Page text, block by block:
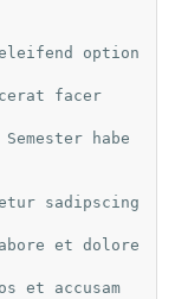
option
facer
habe
sadipscing
et dolore
et accusam